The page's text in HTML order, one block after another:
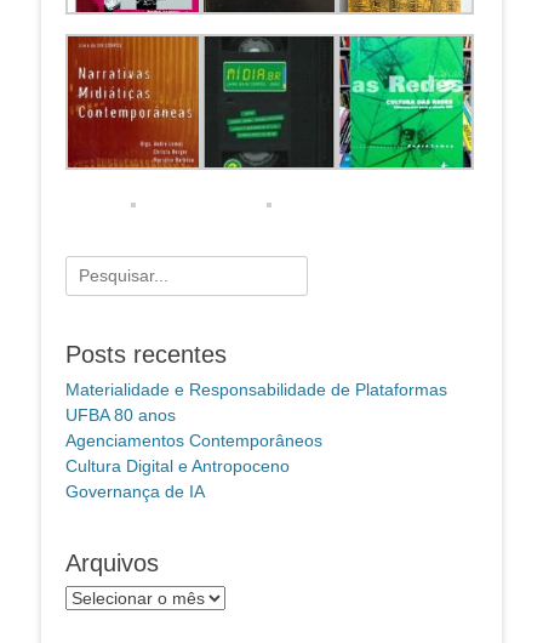
Pesquisar
por:
Posts recentes
Materialidade e Responsabilidade de Plataformas
UFBA 80 anos
Agenciamentos Contemporâneos
Cultura Digital e Antropoceno
Governança de IA
Arquivos
Arquivos